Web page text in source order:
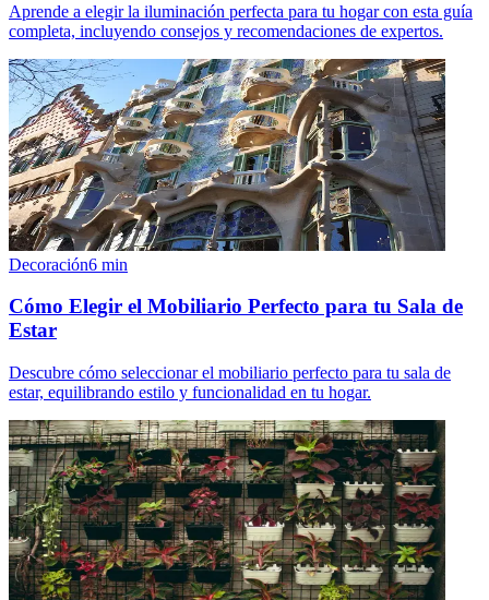
Aprende a elegir la iluminación perfecta para tu hogar con esta guía
completa, incluyendo consejos y recomendaciones de expertos.
Decoración6 min
Cómo Elegir el Mobiliario Perfecto para tu Sala de
Estar
Descubre cómo seleccionar el mobiliario perfecto para tu sala de
estar, equilibrando estilo y funcionalidad en tu hogar.